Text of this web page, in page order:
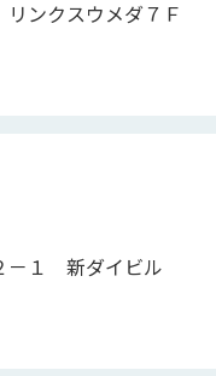
ンクスウメダ７Ｆ
－１ 新ダイビル